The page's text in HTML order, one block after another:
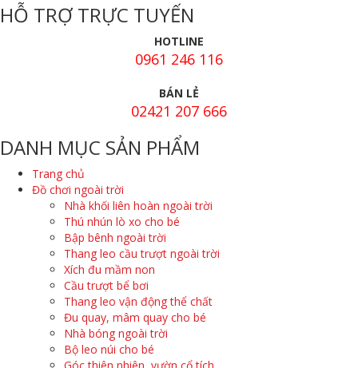
HỖ TRỢ TRỰC TUYẾN
HOTLINE
0961 246 116
BÁN LẺ
02421 207 666
DANH MỤC SẢN PHẨM
Trang chủ
Đồ chơi ngoài trời
Nhà khối liên hoàn ngoài trời
Thú nhún lò xo cho bé
Bập bênh ngoài trời
Thang leo cầu trượt ngoài trời
Xích đu mầm non
Cầu trượt bể bơi
Thang leo vận động thể chất
Đu quay, mâm quay cho bé
Nhà bóng ngoài trời
Bộ leo núi cho bé
Góc thiên nhiên, vườn cổ tích